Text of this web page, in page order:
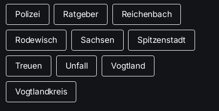
Polizei Ratgeber Reichenbach
Rodewisch Sachsen Spitzenstadt
Treuen Unfall Vogtland
Vogtlandkreis